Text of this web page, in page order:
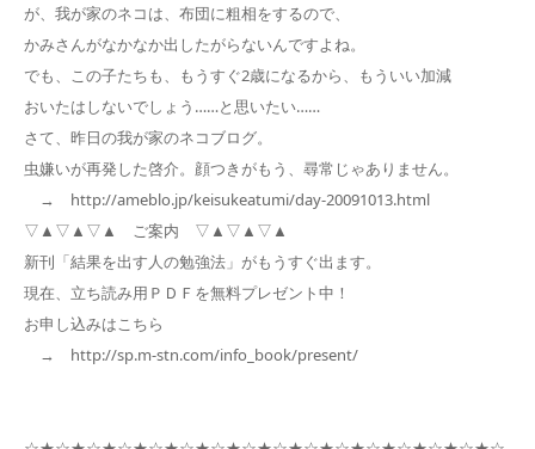
が、我が家のネコは、布団に粗相をするので、
かみさんがなかなか出したがらないんですよね。
でも、この子たちも、もうすぐ2歳になるから、もういい加減
おいたはしないでしょう……と思いたい……
さて、昨日の我が家のネコブログ。
虫嫌いが再発した啓介。顔つきがもう、尋常じゃありません。
→ http://ameblo.jp/keisukeatumi/day-20091013.html
▽▲▽▲▽▲ ご案内 ▽▲▽▲▽▲
新刊「結果を出す人の勉強法」がもうすぐ出ます。
現在、立ち読み用ＰＤＦを無料プレゼント中！
お申し込みはこちら
→ http://sp.m-stn.com/info_book/present/